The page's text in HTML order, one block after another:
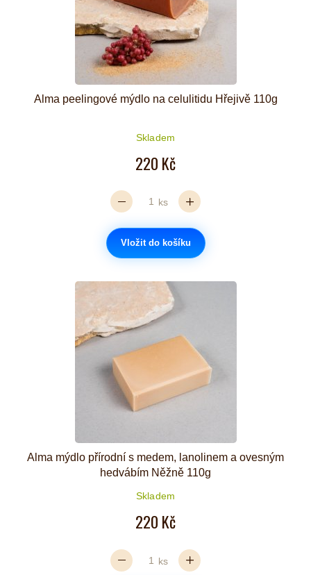
Alma peelingové mýdlo na celulitidu Hřejivě 110g
Skladem
220 Kč
ks
Vložit do košíku
Alma mýdlo přírodní s medem, lanolinem a ovesným
hedvábím Něžně 110g
Skladem
220 Kč
ks